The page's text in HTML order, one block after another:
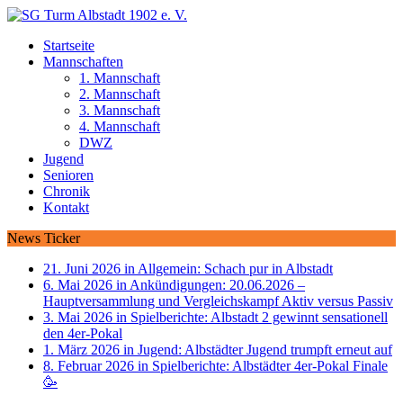
Startseite
Mannschaften
1. Mannschaft
2. Mannschaft
3. Mannschaft
4. Mannschaft
DWZ
Jugend
Senioren
Chronik
Kontakt
News Ticker
21. Juni 2026 in Allgemein: Schach pur in Albstadt
6. Mai 2026 in Ankündigungen: 20.06.2026 –
Hauptversammlung und Vergleichskampf Aktiv versus Passiv
3. Mai 2026 in Spielberichte: Albstadt 2 gewinnt sensationell
den 4er-Pokal
1. März 2026 in Jugend: Albstädter Jugend trumpft erneut auf
8. Februar 2026 in Spielberichte: Albstädter 4er-Pokal Finale
🥳